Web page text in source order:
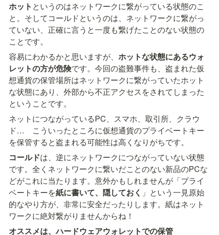
ホット というのはネットワークに繋がっている状態のこ
と。そしてコールドというのは、ネットワークに繋がっ
ていない、正確に言うと一度も繋げたことのない状態の
ことです。
容易にわかるかと思いますが、 ホットな状態にあるウォ
レットの方が危険です。今回の盗難事件も、盗まれた仮
想通貨の保管場所はネットワークに繋がっていたホット
な状態にあり、外部から不正アクセスをされてしまった
ということです。
ネットにつながっているPC、スマホ、取引所、クラウ
ド…　こういったところに仮想通貨のプライベートキー
を保管すると盗まれる可能性は高くなりがちです。
コールドは、逆にネットワークにつながっていない状態
です。全くネットワークに繋いだことのない新品のPCな
どがこれに当たります。意外かもしれませんが「プライ
ベートキーを紙に書いて、隠しておく 」という一見原始
的なやり方が、非常に安全だったりします。紙はネット
ワークに絶対繋がりませんからね！
オススメは、ハードウェアウォレットでの保管